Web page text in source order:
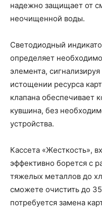
надежно защищает от
неочищенной воды.
Светодиодный
определяет
элемента,
истощении ресурса
клапана обеспечивает
кувшина, без
устройства.
Кассета «Жесткость»,
эффективно борется с
тяжелых металлов до
сможете очистить до
потребуется замена